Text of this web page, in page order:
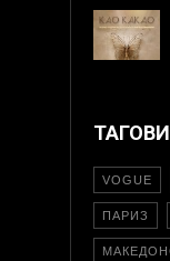
ТАГОВИ
VOGUE
ПАРИЗ